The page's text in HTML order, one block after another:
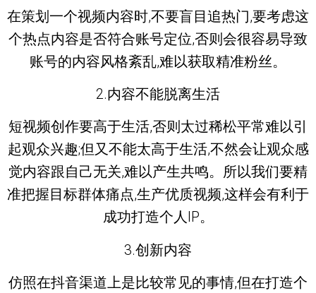
在策划一个视频内容时,不要盲目追热门,要考虑这
个热点内容是否符合账号定位,否则会很容易导致
账号的内容风格紊乱,难以获取精准粉丝。
2.内容不能脱离生活
短视频创作要高于生活,否则太过稀松平常难以引
起观众兴趣;但又不能太高于生活,不然会让观众感
觉内容跟自己无关,难以产生共鸣。所以我们要精
准把握目标群体痛点,生产优质视频,这样会有利于
成功打造个人IP。
3.创新内容
仿照在抖音渠道上是比较常见的事情,但在打造个